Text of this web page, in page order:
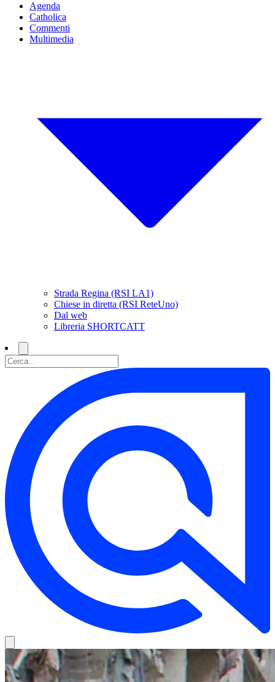
Agenda
Catholica
Commenti
Multimedia
Strada Regina (RSI LA1)
Chiese in diretta (RSI ReteUno)
Dal web
Libreria SHORTCATT